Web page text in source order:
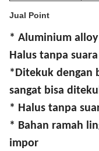
Jual Point
* Aluminium
Halus tanpa suara
*Ditekuk dengan
sangat bisa
* Halus tanpa
* Bahan ramah
impor